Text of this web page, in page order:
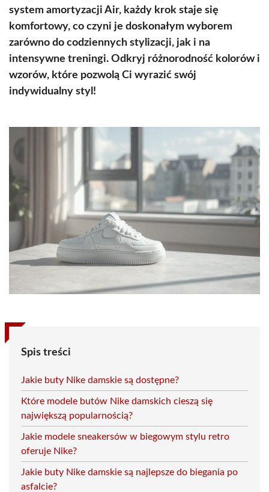
system amortyzacji Air, każdy krok staje się
komfortowy, co czyni je doskonałym wyborem
zarówno do codziennych stylizacji, jak i na
intensywne treningi. Odkryj różnorodność kolorów i
wzorów, które pozwolą Ci wyrazić swój
indywidualny styl!
Spis treści
Jakie buty Nike damskie są dostępne?
Które modele butów Nike damskich cieszą się
największą popularnością?
Jakie modele sneakersów w biegowym stylu retro
oferuje Nike?
Jakie buty Nike damskie są najlepsze do biegania po
asfalcie?